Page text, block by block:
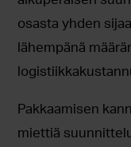
osasta yhden
lähempänä
Pakkaamisen
miettiä